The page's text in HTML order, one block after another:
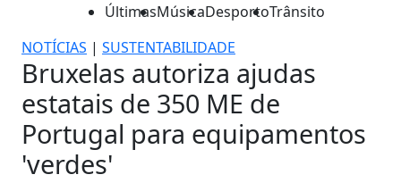
ÚltimasMúsicaDesportoTrânsito
NOTÍCIAS | SUSTENTABILIDADE
Bruxelas autoriza ajudas
estatais de 350 ME de
Portugal para equipamentos
'verdes'